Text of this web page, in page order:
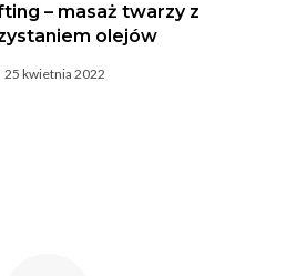
– masaż twarzy z
olejów
25 kwietnia 2022